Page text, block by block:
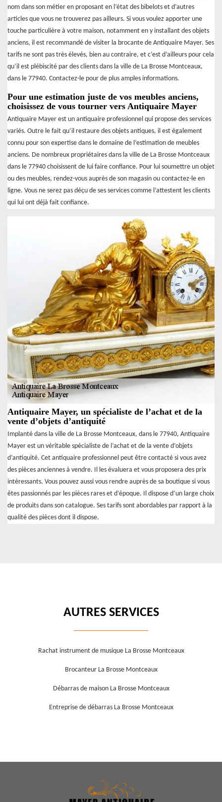
nom dans son métier en proposant en l’état des bibelots et d’autres
articles que vous ne trouverez pas ailleurs. Si vous voulez apporter une
touche particulière à votre maison, notamment en y installant des objets
anciens, il est recommandé de visiter la brocante de Antiquaire Mayer. Ses
tarifs ne sont pas très élevés, bien au contraire, et c’est d’ailleurs pour cela
qu’il est plébiscité par des clients dans la ville de La Brosse Montceaux,
dans le 77940. Contactez-le pour de plus amples informations.
Pour une estimation juste de vos meubles anciens,
choisissez de vous tourner vers Antiquaire Mayer
Antiquaire Mayer est un antiquaire professionnel qui propose des services
variés. Outre le fait qu’il restaure des objets antiques, il est également
connu pour son expertise dans le domaine de l’estimation de meubles
anciens. De nombreux propriétaires dans la ville de La Brosse Montceaux
dans le 77940 choisissent de lui faire confiance. Pour lui soumettre un objet
ou des meubles, rendez-vous auprès de son magasin ou contactez-le en
ligne. Vous ne serez pas déçu de ses services comme l’attestent les clients
qui lui ont déjà fait confiance.
Antiquaire Mayer, un spécialiste de l’achat et de la
vente d’objets d’antiquité
Implanté dans la ville de La Brosse Montceaux, dans le 77940, Antiquaire
Mayer est un véritable spécialiste de l’achat et de la vente d’objets
d’antiquité. Cet antiquaire professionnel peut être contacté si vous avez
des pièces anciennes à vendre. Il les évaluera et vous proposera des prix
intéressants. Vous pouvez aussi vous rendre auprès de sa boutique si vous
êtes passionnés par les pièces rares et d’époque. Il dispose d’un large choix
de produits dans son catalogue. Ses tarifs sont abordables par rapport à la
qualité des pièces dont il dispose.
AUTRES SERVICES
Rachat instrument de musique La Brosse Montceaux
Brocanteur La Brosse Montceaux
Débarras de maison La Brosse Montceaux
Entreprise de débarras La Brosse Montceaux